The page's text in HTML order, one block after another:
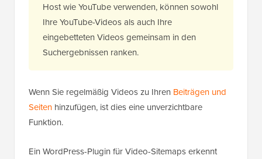
Host wie YouTube verwenden, können sowohl
Ihre YouTube-Videos als auch Ihre
eingebetteten Videos gemeinsam in den
Suchergebnissen ranken.
Wenn Sie regelmäßig Videos zu Ihren Beiträgen und
Seiten hinzufügen, ist dies eine unverzichtbare
Funktion.
Ein WordPress-Plugin für Video-Sitemaps erkennt